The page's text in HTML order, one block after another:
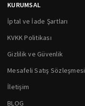
KURUMSAL
İptal ve İade Şartları
KVKK Politikası
Gizlilik ve Güvenlik
Mesafeli Satış Sözleşmesi
İletişim
BLOG